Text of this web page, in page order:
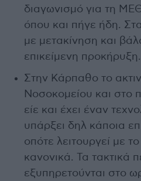
διαγωνισμό για τη
όπου και πήγε ήδη.
με μετακίνηση και
επικείμενη προκήρυξη.
Στην Κάρπαθο το
Νοσοκομείου και στο
είε και έχει έναν
υπάρξει δηλ κάποια
οπότε λειτουργεί με
κανονικά. Τα τακτικά
εξυπηρετούνται στο